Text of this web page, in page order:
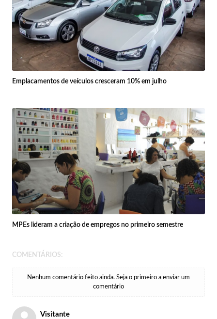
Emplacamentos de veículos cresceram 10% em julho
MPEs lideram a criação de empregos no primeiro semestre
COMENTÁRIOS:
Nenhum comentário feito ainda. Seja o primeiro a enviar um
comentário
Visitante